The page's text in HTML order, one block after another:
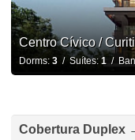
Centro Cívico /
Dorms: 3/ Suítes:1/
Cobertura Duplex